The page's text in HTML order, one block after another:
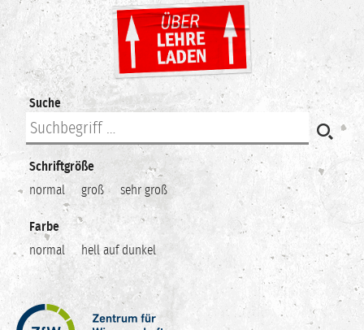
Suche
Schriftgröße
normal
groß sehr groß
Farbe
normal
hell auf dunkel
Zentrum